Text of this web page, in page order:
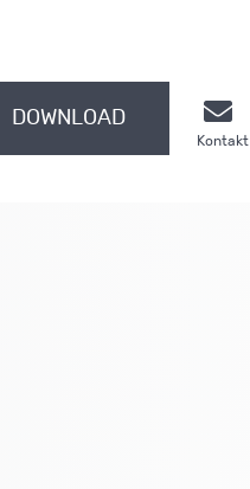
DOWNLOAD
Kontakt